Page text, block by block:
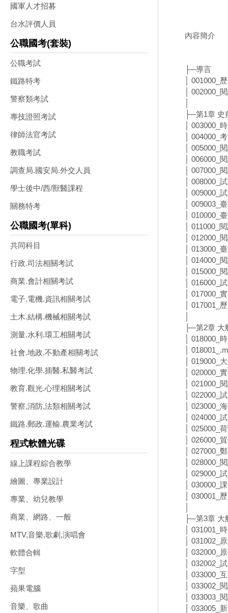
國軍人才招募
台水評價人員
公職國考(套裝)
公職考試
鐵路特考
警察類考試
專技證照考試
律師法官考試
教職考試
調查局.國安局.外交人員
學士後中/西/獸醫課程
關務特考
公職國考(單科)
共同科目
行政.司法相關考試
商業.會計相關考試
電子.電機.資訊相關考試
土木.結構.機械相關考試
測量.水利.環工相關考試
社會.地政.不動產相關考試
物理.化學.插醫.私醫考試
教育.觀光.心理相關考試
警察,消防,法類相關考試
鐵路.郵政.運輸.農業考試
程式軟體光碟
線上課程綜合教學
繪圖、專業設計
專業、幼兒教學
商業、網路、一般
MTV,音樂,歌劇,演唱會
軟體合輯
字型
蘋果電腦
音樂、歌曲
內容簡介
├─導言
│ 001000_
│ 002000_
├─第1章 史
│ 003000_
│ 004000_
│ 005000_
│ 006000_
│ 007000_
│ 008000_
│ 009000_
│ 009003_
│ 010000_
│ 011000_
│ 012000_
│ 013000_
│ 014000_
│ 015000_
│ 016000_
│ 017000_
│ 017001_
├─第2章 大
│ 018000_
│
│ 019000_
│ 020000_
│ 021000_
│ 022000_
│ 023000_
│ 024000_
│ 025000_
│ 026000_
│ 027000_
│ 028000_
│ 029000_
│ 030000_
│ 030001_
├─第3章 大
│ 031001_
│ 031002_
│ 032000_
│ 032002_
│ 033000_
│ 033002_
│ 033003_
│ 033005_